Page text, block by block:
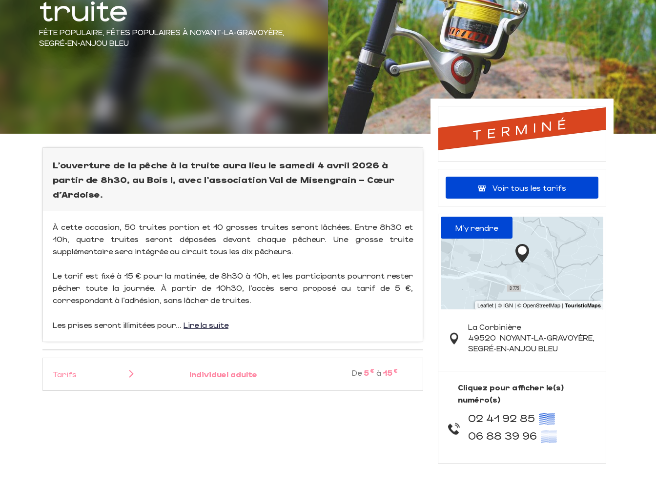
truite
FÊTE POPULAIRE, FÊTES POPULAIRES À NOYANT-LA-GRAVOYÈRE,
SEGRÉ-EN-ANJOU BLEU
L’ouverture de la pêche à la truite aura lieu le samedi 4 avril 2026 à
partir de 8h30, au Bois I, avec l’association Val de Misengrain – Cœur
d’Ardoise.
À cette occasion, 50 truites portion et 10 grosses truites seront lâchées. Entre 8h30 et
10h, quatre truites seront déposées devant chaque pêcheur. Une grosse truite
supplémentaire sera intégrée au circuit tous les dix pêcheurs.
Le tarif est fixé à 15 € pour la matinée, de 8h30 à 10h, et les participants pourront rester
pêcher toute la journée. À partir de 10h30, l’accès sera proposé au tarif de 5 €,
correspondant à l’adhésion, sans lâcher de truites.
Les prises seront illimitées pour... Lire la suite
Tarifs Individuel adulte De 5 € à15 €
TERMINÉ
Voir tous les tarifs
M'y rendre
La Corbinière
49520 NOYANT-LA-GRAVOYÈRE,
SEGRÉ-EN-ANJOU BLEU
Cliquez pour afficher le(s)
numéro(s)
02 41 92 85 ▒▒
06 88 39 96 ▒▒